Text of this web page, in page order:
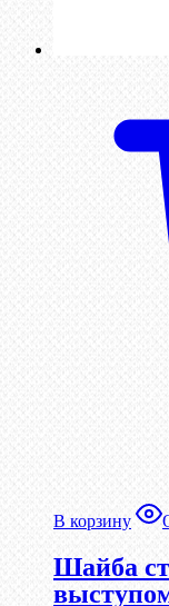
В корзину
Шайба